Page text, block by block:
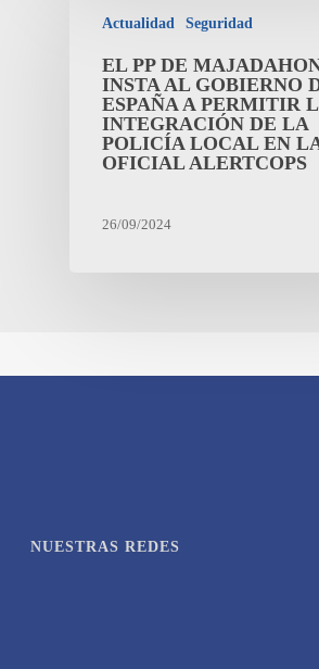
Actualidad Seguridad
EL PP DE
INSTA AL GOBIERNO
ESPAÑA A PERMITIR
INTEGRACIÓN DE LA
POLICÍA LOCAL EN
OFICIAL ALERTCOPS
26/09/2024
NUESTRAS REDES